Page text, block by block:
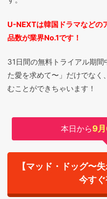
U-NEXTは韓国ドラマなどの
品数が業界No.1です！
31日間の無料トライアル期
た愛を求めて〜」だけでなく
むことができちゃいます！
本日から9
【マッド・ドッグ〜
今す